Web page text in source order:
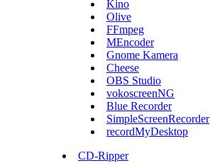
Kino
Olive
FFmpeg
MEncoder
Gnome Kamera
Cheese
OBS Studio
vokoscreenNG
Blue Recorder
SimpleScreenRecorder
recordMyDesktop
CD-Ripper